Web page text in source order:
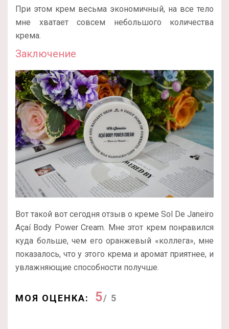
При этом крем весьма экономичный, на все тело
мне хватает совсем небольшого количества
крема.
Заключение
Вот такой вот сегодня отзыв о креме Sol De Janeiro
Açaí Body Power Cream. Мне этот крем понравился
куда больше, чем его оранжевый «коллега», мне
показалось, что у этого крема и аромат приятнее, и
увлажняющие способности получше.
МОЯ ОЦЕНКА: 5/ 5